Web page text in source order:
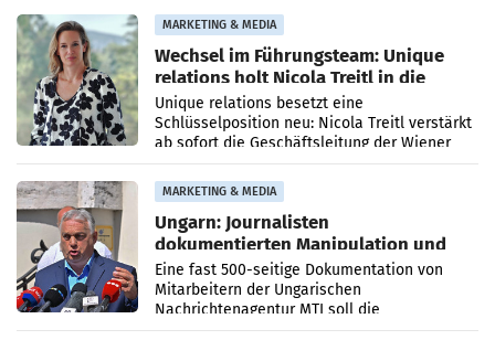
MARKETING & MEDIA
Wechsel im Führungsteam: Unique
relations holt Nicola Treitl in die
Geschäftsleitung
Unique relations besetzt eine
Schlüsselposition neu: Nicola Treitl verstärkt
ab sofort die Geschäftsleitung der Wiener
PR-Agentur an der Seite von Josef Kalina und
Anna Kalina-Mahr.
MARKETING & MEDIA
Ungarn: Journalisten
dokumentierten Manipulation und
Zensur
Eine fast 500-seitige Dokumentation von
Mitarbeitern der Ungarischen
Nachrichtenagentur MTI soll die
systematische Nachrichten-Manipulation und